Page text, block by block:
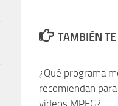
TAMBIÉN
¿Qué programa
recomiendan
vídeos MPEG?